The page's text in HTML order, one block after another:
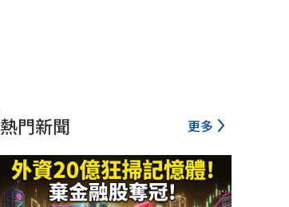
熱門新聞 更多